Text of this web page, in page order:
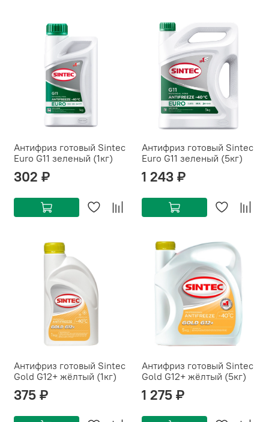
Антифриз готовый Sintec
Euro G11 зеленый (1кг)
302 ₽
Антифриз готовый Sintec
Euro G11 зеленый (5кг)
1 243 ₽
Антифриз готовый Sintec
Gold G12+ жёлтый (1кг)
375 ₽
Антифриз готовый Sintec
Gold G12+ жёлтый (5кг)
1 275 ₽